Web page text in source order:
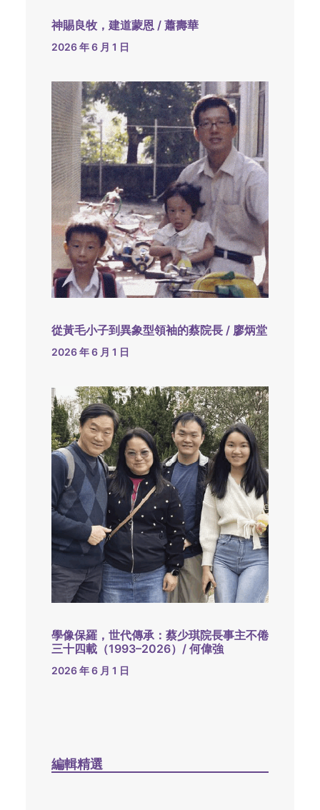
神賜良牧，建道蒙恩 / 蕭壽華
2026 年 6 月 1 日
從黃毛小子到異象型領袖的蔡院長 / 廖炳堂
2026 年 6 月 1 日
學像保羅，世代傳承：蔡少琪院長事主不倦
三十四載（1993–2026）/ 何偉強
2026 年 6 月 1 日
編輯精選